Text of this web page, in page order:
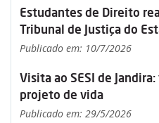
Estudantes de Direito
Tribunal de Justiça do
Publicado em: 10/7/2026
Visita ao SESI de
projeto de vida
Publicado em: 29/5/2026